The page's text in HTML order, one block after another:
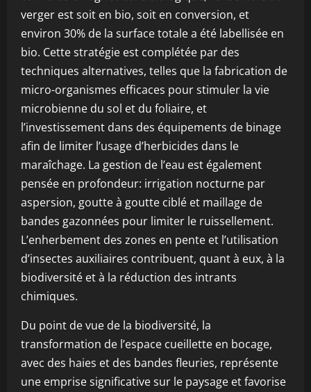
verger est soit en bio, soit en conversion, et
environ 30% de la surface totale a été labellisée en
bio. Cette stratégie est complétée par des
techniques alternatives, telles que la fabrication de
micro-organismes efficaces pour stimuler la vie
microbienne du sol et du foliaire, et
l’investissement dans des équipements de binage
afin de limiter l’usage d’herbicides dans le
maraîchage. La gestion de l’eau est également
pensée en profondeur: irrigation nocturne par
aspersion, goutte à goutte ciblé et maillage de
bandes gazonnées pour limiter le ruissellement.
L’enherbement des zones en pente et l’utilisation
d’insectes auxiliaires contribuent, quant à eux, à la
biodiversité et à la réduction des intrants
chimiques.
Du point de vue de la biodiversité, la
transformation de l’espace cueillette en bocage,
avec des haies et des bandes fleuries, représente
une emprise significative sur le paysage et favorise